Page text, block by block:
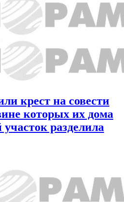
крест на совести
которых их дома
разделила